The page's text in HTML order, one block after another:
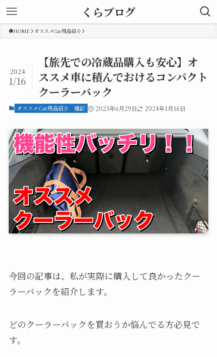
くらブログ
HOME オススメCar用品紹介
【旅先での冷蔵品購入も安心】オ
ススメ車に積んでおけるコンパクト
クーラーバック
2024
1/16
オススメCar用品紹介 雑記 2023年6月29日 2024年1月16日